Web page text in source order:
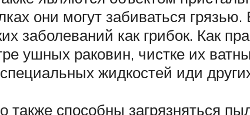
они могут забиваться
заболеваний как грибок. Как
ушных раковин, чистке их
жидкостей иди
также способны загрязняться